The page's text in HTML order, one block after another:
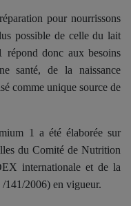
pour nourrissons
possible de celle du lait
répond donc aux besoins
santé, de la naissance
comme unique source de
1 a été élaborée sur
du Comité de Nutrition
internationale et de la
2006) en vigueur.